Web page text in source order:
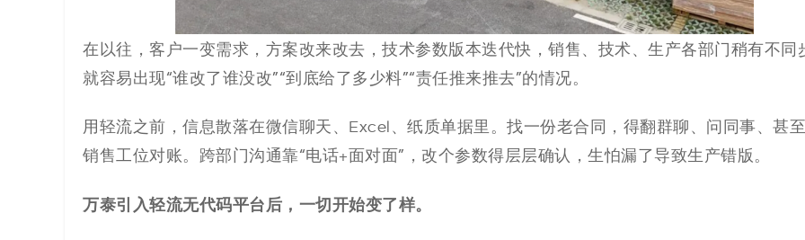
在以往，客户一变需求，方案改来改去，技术参数版本迭代快，销售、技术、生产各部门稍有不同
就容易出现“谁改了谁没改”“到底给了多少料”“责任推来推去”的情况。
用轻流之前，信息散落在微信聊天、Excel、纸质单据里。找一份老合同，得翻群聊、问同事、甚
销售工位对账。跨部门沟通靠“电话+面对面”，改个参数得层层确认，生怕漏了导致生产错版。
万泰引入轻流无代码平台后，一切开始变了样。